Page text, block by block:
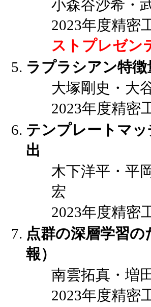
小森谷沙希
2023年度精密
ストプレゼン
ラプラシアン特
大塚剛史・大
2023年度精密
テンプレートマ
出
木下洋平・平
宏
2023年度精密
点群の深層学習
報）
南雲拓真・増
2023年度精密